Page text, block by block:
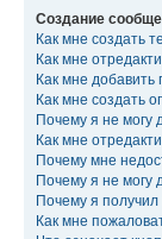
Создание
Как мне создать
Как мне
Как мне
Как мне создать
Почему я не могу
Как мне
Почему мне
Почему я не могу
Почему я
Как мне